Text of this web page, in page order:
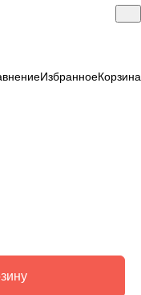
ИзбранноеКорзина